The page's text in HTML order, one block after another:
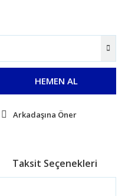
HEMEN AL
Arkadaşına Öner
Taksit Seçenekleri